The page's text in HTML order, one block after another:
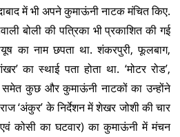
में भी अपने कुमाऊंनी नाटक मंचित किए.
बोली की पत्रिका भी प्रकाशित की गई
का नाम छपता था. शंकरपुरी, फूलबाग,
का स्थाई पता होता था. ‘मोटर रोड’,
समेत कुछ और कुमाऊंनी नाटकों का उन्होंने
‘अंकुर’ के निर्देशन में शेखर जोशी की चार
एवं कोसी का घटवार) का कुमाऊंनी में मंचन